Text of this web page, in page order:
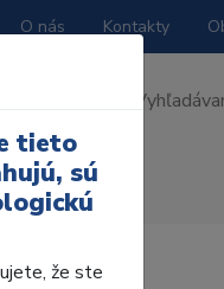
O nás Kontakty
tieto
sú
že ste